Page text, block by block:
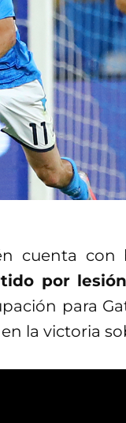
cuenta con
por lesión
para
la victoria